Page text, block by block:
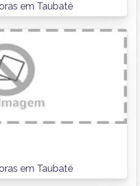
em Taubaté
em Taubaté